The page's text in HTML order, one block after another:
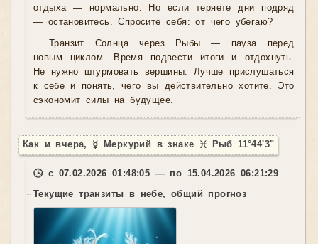
отдыха — нормально. Но если теряете дни подряд
— остановитесь. Спросите себя: от чего убегаю?
Транзит Солнца через Рыбы — пауза перед
новым циклом. Время подвести итоги и отдохнуть.
Не нужно штурмовать вершины. Лучше прислушаться
к себе и понять, чего вы действительно хотите. Это
сэкономит силы на будущее.
Как и вчера, ☿ Меркурий в знаке ♓ Рыб 11°44'3"
🕒 с 07.02.2026 01:48:05 — по 15.04.2026 06:21:29
Текущие транзиты в небе, общий прогноз